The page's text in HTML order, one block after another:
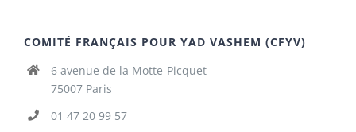
COMITÉ FRANÇAIS POUR YAD VASHEM (CFYV)
6 avenue de la Motte-Picquet
75007 Paris
01 47 20 99 57